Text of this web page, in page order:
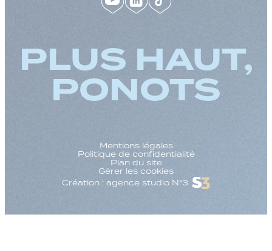
PLUS HAUT,
PONOTS
Mentions légales
Politique de confidentialité
Plan du site
Gérer les cookies
Création : agence studio N°3